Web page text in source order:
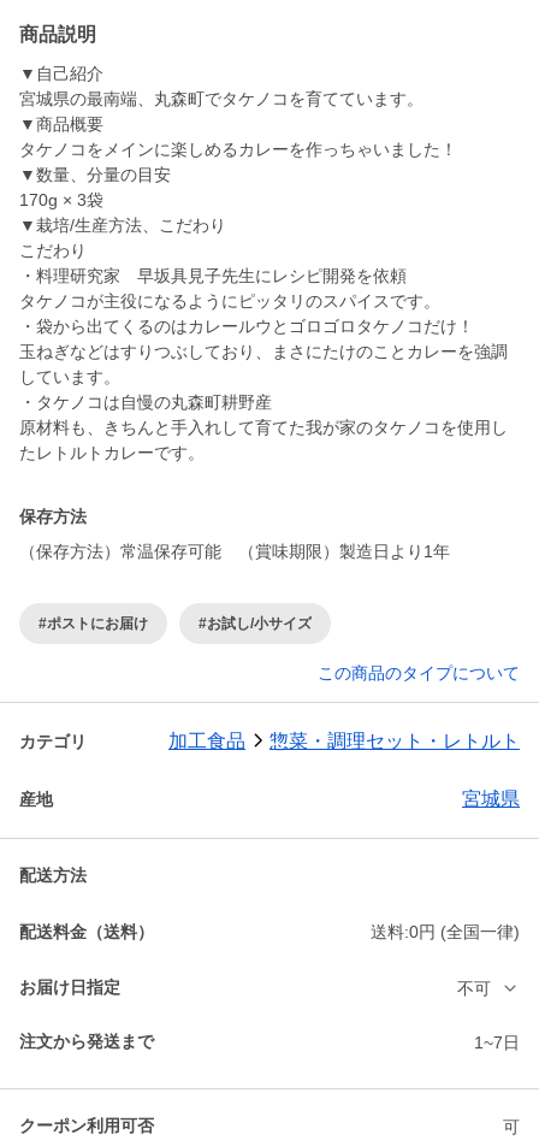
商品説明
▼自己紹介
宮城県の最南端、丸森町でタケノコを育てています。
▼商品概要
タケノコをメインに楽しめるカレーを作っちゃいました！
▼数量、分量の目安
170g × 3袋
▼栽培/生産方法、こだわり
こだわり
・料理研究家 早坂具見子先生にレシピ開発を依頼
タケノコが主役になるようにピッタリのスパイスです。
・袋から出てくるのはカレールウとゴロゴロタケノコだけ！
玉ねぎなどはすりつぶしており、まさにたけのことカレーを強調
しています。
・タケノコは自慢の丸森町耕野産
原材料も、きちんと手入れして育てた我が家のタケノコを使用し
たレトルトカレーです。
保存方法
（保存方法）常温保存可能 （賞味期限）製造日より1年
#ポストにお届け #お試し/小サイズ
この商品のタイプについて
カテゴリ 加工食品 惣菜・調理セット・レトルト
産地 宮城県
配送方法
配送料金（送料） 送料:0円 (全国一律)
お届け日指定 不可
注文から発送まで 1~7日
クーポン利用可否 可